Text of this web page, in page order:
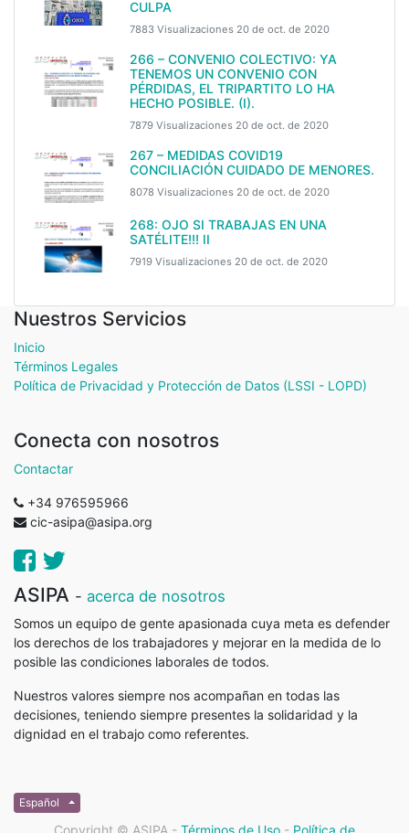
CULPA
7883 Visualizaciones 20 de oct. de 2020
266 – CONVENIO COLECTIVO: YA
TENEMOS UN CONVENIO CON
PÉRDIDAS, EL TRIPARTITO LO HA
HECHO POSIBLE. (I).
7879 Visualizaciones 20 de oct. de 2020
267 – MEDIDAS COVID19
CONCILIACIÓN CUIDADO DE MENORES.
8078 Visualizaciones 20 de oct. de 2020
268: OJO SI TRABAJAS EN UNA
SATÉLITE!!! II
7919 Visualizaciones 20 de oct. de 2020
Nuestros Servicios
Inicio
Términos Legales
Política de Privacidad y Protección de Datos (LSSI - LOPD)
Conecta con nosotros
Contactar
+34 976595966
cic-asipa@asipa.org
ASIPA - acerca de nosotros
Somos un equipo de gente apasionada cuya meta es defender
los derechos de los trabajadores y mejorar en la medida de lo
posible las condiciones laborales de todos.
Nuestros valores siempre nos acompañan en todas las
decisiones, teniendo siempre presentes la solidaridad y la
dignidad en el trabajo como referentes.
Español
Copyright © ASIPA - Términos de Uso - Política de